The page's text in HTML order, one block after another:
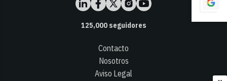
125,000seguidores
Contacto
Nosotros
Aviso Legal